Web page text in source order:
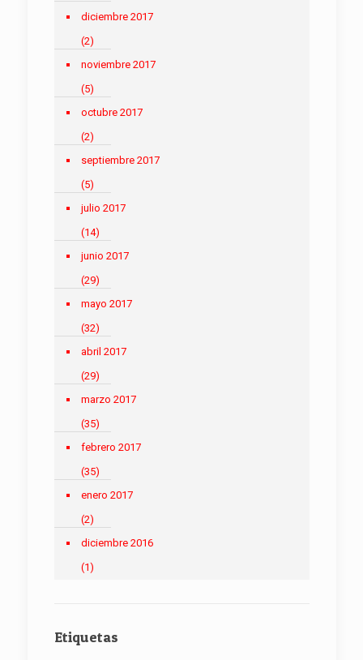
diciembre 2017
(2)
noviembre 2017
(5)
octubre 2017
(2)
septiembre 2017
(5)
julio 2017
(14)
junio 2017
(29)
mayo 2017
(32)
abril 2017
(29)
marzo 2017
(35)
febrero 2017
(35)
enero 2017
(2)
diciembre 2016
(1)
Etiquetas